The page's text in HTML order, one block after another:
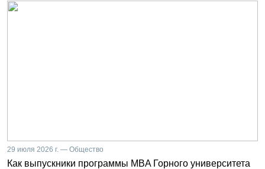
29 июля 2026 г. — Общество
Как выпускники программы MBA Горного университета